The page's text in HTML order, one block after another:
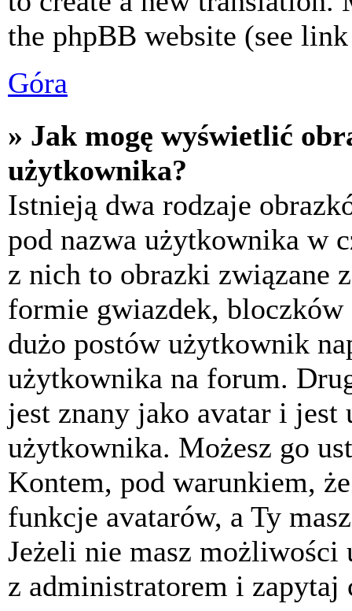
the phpBB website (see
Góra
» Jak mogę wyświetlić
użytkownika?
Istnieją dwa rodzaje
pod nazwa użytkownika w
z nich to obrazki związane
formie gwiazdek,
dużo postów użytkownik
użytkownika na forum.
jest znany jako avatar i jest
użytkownika. Możesz go
Kontem, pod warunkiem,
funkcje avatarów, a Ty
Jeżeli nie masz możliwości
z administratorem i zapytaj